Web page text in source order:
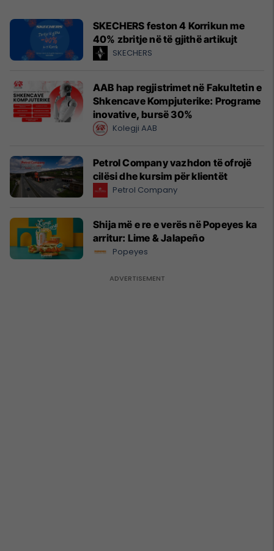
SKECHERS feston 4 Korrikun me
40% zbritje në të gjithë artikujt
SKECHERS
AAB hap regjistrimet në Fakultetin e
Shkencave Kompjuterike: Programe
inovative, bursë 30%
Kolegji AAB
Petrol Company vazhdon të ofrojë
cilësi dhe kursim për klientët
Petrol Company
Shija më e re e verës në Popeyes ka
arritur: Lime & Jalapeño
Popeyes